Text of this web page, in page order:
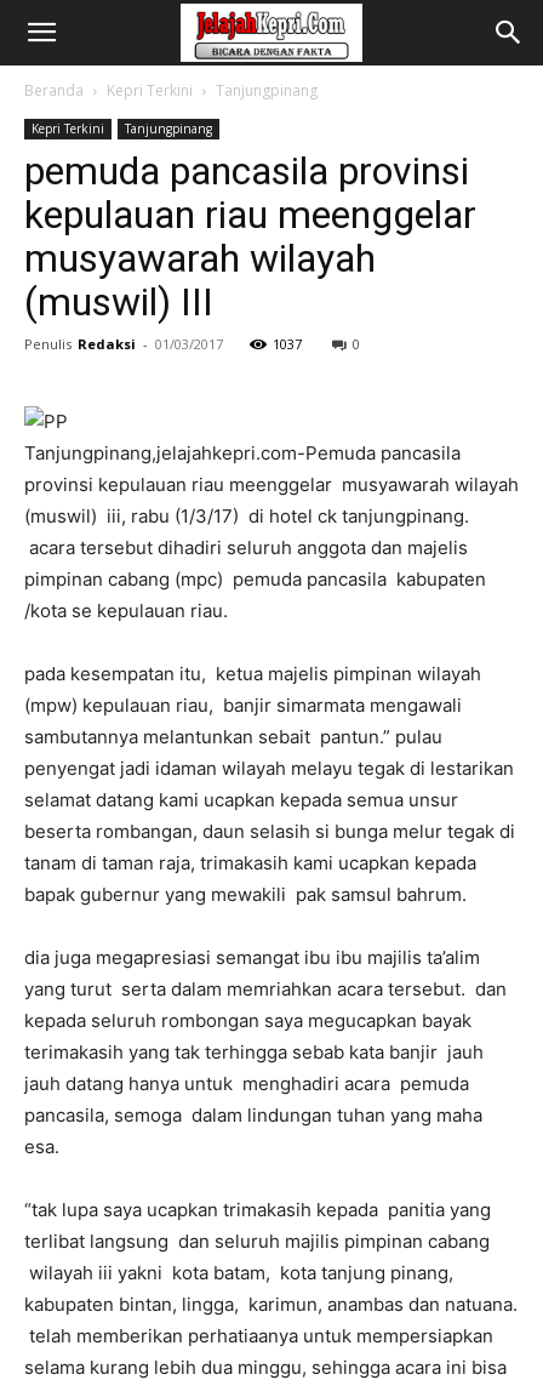
Beranda Kepri Terkini Tanjungpinang
Kepri Terkini Tanjungpinang
pemuda pancasila provinsi
kepulauan riau meenggelar
musyawarah wilayah
(muswil) III
Penulis Redaksi - 01/03/2017 1037 0
Tanjungpinang,jelajahkepri.com-Pemuda pancasila
provinsi kepulauan riau meenggelar musyawarah wilayah
(muswil) iii, rabu (1/3/17) di hotel ck tanjungpinang.
acara tersebut dihadiri seluruh anggota dan majelis
pimpinan cabang (mpc) pemuda pancasila kabupaten
/kota se kepulauan riau.
pada kesempatan itu, ketua majelis pimpinan wilayah
(mpw) kepulauan riau, banjir simarmata mengawali
sambutannya melantunkan sebait pantun.” pulau
penyengat jadi idaman wilayah melayu tegak di lestarikan
selamat datang kami ucapkan kepada semua unsur
beserta rombangan, daun selasih si bunga melur tegak di
tanam di taman raja, trimakasih kami ucapkan kepada
bapak gubernur yang mewakili pak samsul bahrum.
dia juga megapresiasi semangat ibu ibu majilis ta’alim
yang turut serta dalam memriahkan acara tersebut. dan
kepada seluruh rombongan saya megucapkan bayak
terimakasih yang tak terhingga sebab kata banjir jauh
jauh datang hanya untuk menghadiri acara pemuda
pancasila, semoga dalam lindungan tuhan yang maha
esa.
“tak lupa saya ucapkan trimakasih kepada panitia yang
terlibat langsung dan seluruh majilis pimpinan cabang
wilayah iii yakni kota batam, kota tanjung pinang,
kabupaten bintan, lingga, karimun, anambas dan natuana.
telah memberikan perhatiaanya untuk mempersiapkan
selama kurang lebih dua minggu, sehingga acara ini bisa